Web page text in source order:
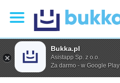
Bukka.pl
Asistapp Sp. z o.o.
Za darmo - w Google Play